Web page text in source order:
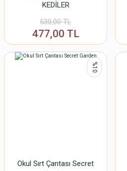
KEDİLER
530,00 TL
477,00 TL
%10
Okul Sırt Çantası Secret